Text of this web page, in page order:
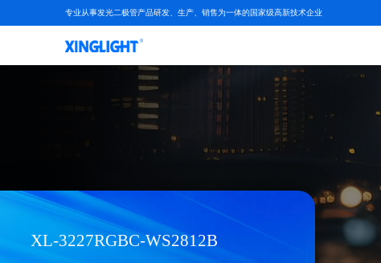
专业从事发光二极管产品研发、生产、销售为一体的国家级高新技术企业
XL-3227RGBC-WS2812B